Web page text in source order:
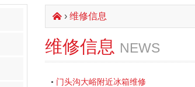
󰄫› 维修信息
维修信息 NEWS
• 门头沟大峪附近冰箱维修